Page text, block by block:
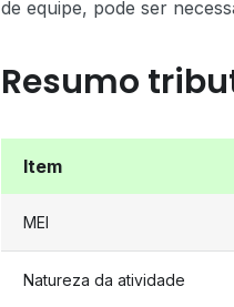
de equipe, pode ser
Resumo
Item
MEI
Natureza da atividade